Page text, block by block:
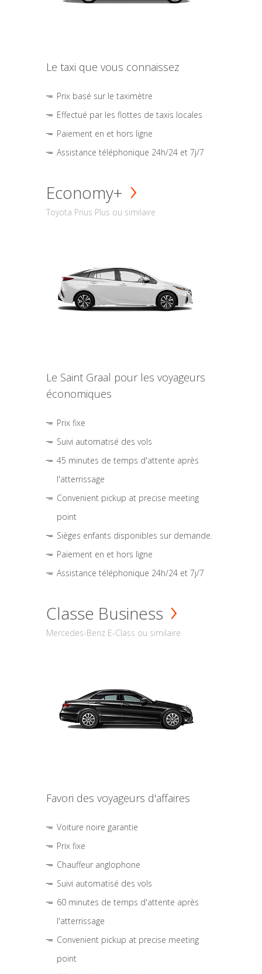
Le taxi que vous connaissez
Prix basé sur le taximètre
Effectué par les flottes de taxis locales
Paiement en et hors ligne
Assistance téléphonique 24h/24 et 7j/7
Economy+
Toyota Prius Plus ou similaire
Le Saint Graal pour les voyageurs
économiques
Prix fixe
Suivi automatisé des vols
45 minutes de temps d'attente après
l'atterrissage
Convenient pickup at precise meeting
point
Sièges enfants disponibles sur demande.
Paiement en et hors ligne
Assistance téléphonique 24h/24 et 7j/7
Classe Business
Mercedes-Benz E-Class ou similaire
Favori des voyageurs d'affaires
Voiture noire garantie
Prix fixe
Chauffeur anglophone
Suivi automatisé des vols
60 minutes de temps d'attente après
l'atterrissage
Convenient pickup at precise meeting
point